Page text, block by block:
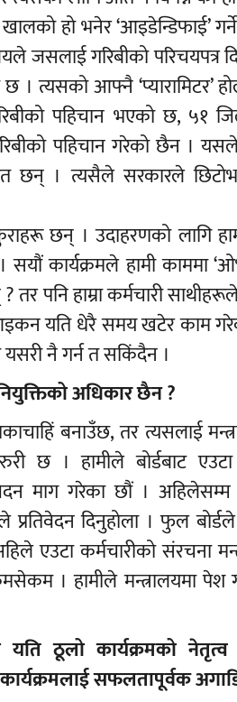
हो भनेर ‘आइडेन्डिफाई’
जसलाई गरिबीको परिचयपत्र
। त्यसको आफ्नै ‘प्यारामिटर’
पहिचान भएको छ, ५१
पहिचान गरेको छैन ।
छन् । त्यसैले सरकारले
छन् । उदाहरणको लागि
सयौं कार्यक्रमले हामी काममा
तर पनि हाम्रा कर्मचारी
यति धेरै समय खटेर काम
नै गर्न त सकिंदैन ।
अधिकार छैन ?
बनाउँछ, तर त्यसलाई
छ । हामीले बोर्डबाट
माग गरेका छौं ।
प्रतिवेदन दिनुहोला । फुल
एउटा कर्मचारीको संरचना
। हामीले मन्त्रालयमा
ठूलो कार्यक्रमको
सफलतापूर्वक